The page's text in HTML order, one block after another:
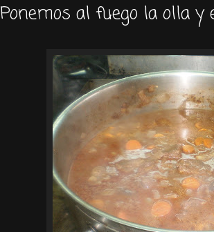
Ponemos al fuego la olla y